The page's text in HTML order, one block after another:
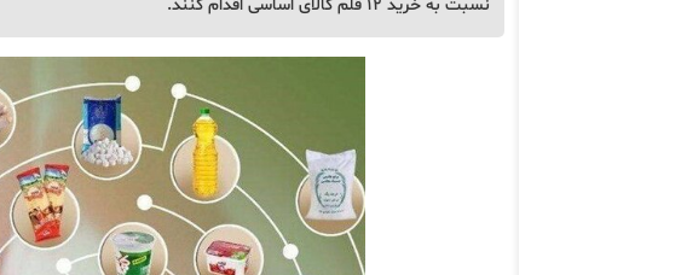
نسبت به خرید ۱۲ قلم کالای اساسی اقدام کنند.